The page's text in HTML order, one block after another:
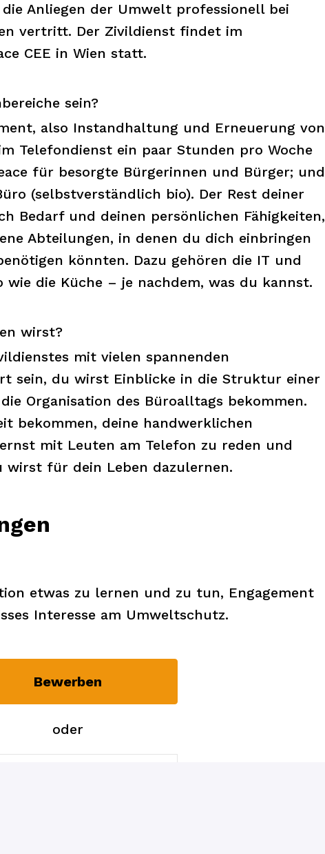
Anliegen der Umwelt professionell bei
vertritt. Der Zivildienst findet im
CEE in Wien statt.
sein?
also Instandhaltung und Erneuerung von
Telefondienst ein paar Stunden pro Woche
für besorgte Bürgerinnen und Bürger; und
(selbstverständlich bio). Der Rest deiner
Bedarf und deinen persönlichen Fähigkeiten,
Abteilungen, in denen du dich einbringen
könnten. Dazu gehören die IT und
wie die Küche – je nachdem, was du kannst.
wirst?
mit vielen spannenden
sein, du wirst Einblicke in die Struktur einer
Organisation des Büroalltags bekommen.
bekommen, deine handwerklichen
mit Leuten am Telefon zu reden und
wirst für dein Leben dazulernen.
etwas zu lernen und zu tun, Engagement
Interesse am Umweltschutz.
Bewerben
oder